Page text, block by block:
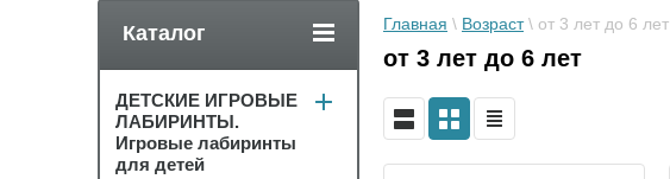
Главная \ Возраст \ от 3 лет до 6 лет
от 3 лет до 6 лет
Каталог
ДЕТСКИЕ ИГРОВЫЕ
ЛАБИРИНТЫ.
Игровые лабиринты
для детей